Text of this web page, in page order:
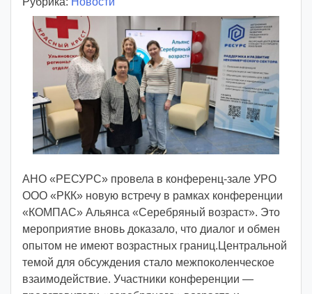
т
v
o
i
d
d
d
y
АНО «РЕСУРС» провела в конференц-зале УРО
ООО «РКК» новую встречу в рамках конференции
«КОМПАС» Альянса «Серебряный возраст». Это
мероприятие вновь доказало, что диалог и обмен
опытом не имеют возрастных границ.Центральной
темой для обсуждения стало межпоколенческое
взаимодействие. Участники конференции —